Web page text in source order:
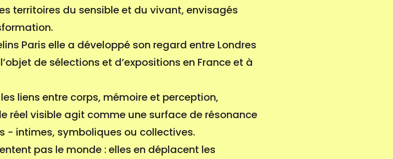
territoires du sensible et du vivant, envisagés
Paris elle a développé son regard entre Londres
de sélections et d’expositions en France et à
liens entre corps, mémoire et perception,
réel visible agit comme une surface de résonance
- intimes, symboliques ou collectives.
pas le monde : elles en déplacent les